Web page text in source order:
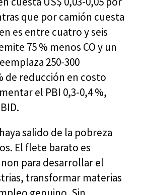
que por camión cuesta
es entre cuatro y seis
75 % menos CO y un
250-300
de reducción en costo
el PBI 0,3-0,4 %,
salido de la pobreza
El flete barato es
para desarrollar el
transformar materias